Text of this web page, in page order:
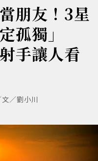
朋友！3星
孤獨」
手讓人看
／劉小川